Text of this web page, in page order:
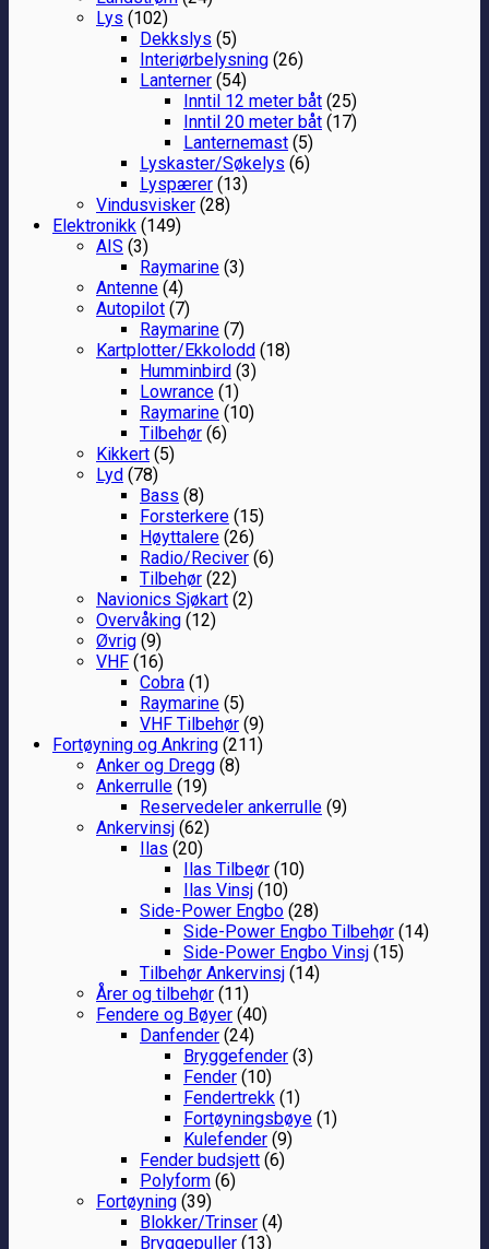
Lys (102)
Dekkslys (5)
Interiørbelysning (26)
Lanterner (54)
Inntil 12 meter båt (25)
Inntil 20 meter båt (17)
Lanternemast (5)
Lyskaster/Søkelys (6)
Lyspærer (13)
Vindusvisker (28)
Elektronikk (149)
AIS (3)
Raymarine (3)
Antenne (4)
Autopilot (7)
Raymarine (7)
Kartplotter/Ekkolodd (18)
Humminbird (3)
Lowrance (1)
Raymarine (10)
Tilbehør (6)
Kikkert (5)
Lyd (78)
Bass (8)
Forsterkere (15)
Høyttalere (26)
Radio/Reciver (6)
Tilbehør (22)
Navionics Sjøkart (2)
Overvåking (12)
Øvrig (9)
VHF (16)
Cobra (1)
Raymarine (5)
VHF Tilbehør (9)
Fortøyning og Ankring (211)
Anker og Dregg (8)
Ankerrulle (19)
Reservedeler ankerrulle (9)
Ankervinsj (62)
Ilas (20)
Ilas Tilbeør (10)
Ilas Vinsj (10)
Side-Power Engbo (28)
Side-Power Engbo Tilbehør (14)
Side-Power Engbo Vinsj (15)
Tilbehør Ankervinsj (14)
Årer og tilbehør (11)
Fendere og Bøyer (40)
Danfender (24)
Bryggefender (3)
Fender (10)
Fendertrekk (1)
Fortøyningsbøye (1)
Kulefender (9)
Fender budsjett (6)
Polyform (6)
Fortøyning (39)
Blokker/Trinser (4)
Bryggepuller (13)